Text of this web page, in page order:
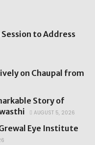
Session to Address
on Chaupal from
Story of
AUGUST 5, 2026
Eye Institute